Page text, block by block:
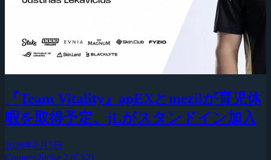
『Team Vitality』apEXとmeziiが育児休
暇を取得予定、jLがスタンドイン加入
2026年8月5日
Counter-Strike 2 (CS2)